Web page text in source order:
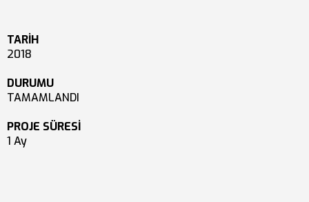
TARİH
2018
DURUMU
TAMAMLANDI
PROJE SÜRESİ
1 Ay